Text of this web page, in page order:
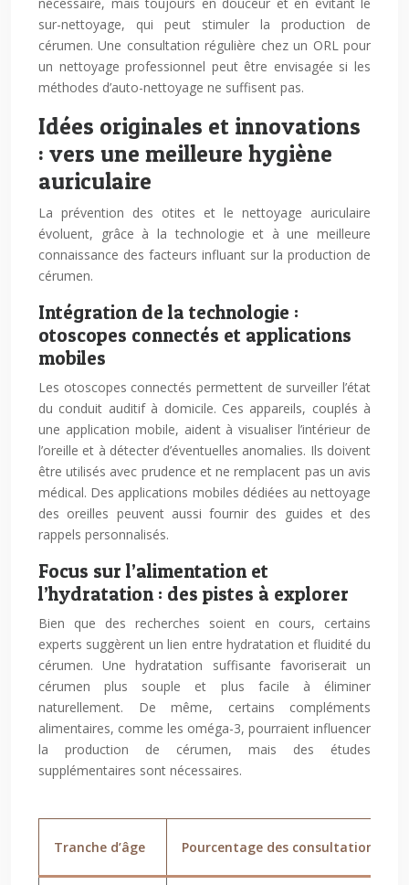
sur-nettoyage, qui peut stimuler la production de
cérumen. Une consultation régulière chez un ORL pour
un nettoyage professionnel peut être envisagée si les
méthodes d’auto-nettoyage ne suffisent pas.
Idées originales et innovations
: vers une meilleure hygiène
auriculaire
La prévention des otites et le nettoyage auriculaire
évoluent, grâce à la technologie et à une meilleure
connaissance des facteurs influant sur la production de
cérumen.
Intégration de la technologie :
otoscopes connectés et applications
mobiles
Les otoscopes connectés permettent de surveiller l’état
du conduit auditif à domicile. Ces appareils, couplés à
une application mobile, aident à visualiser l’intérieur de
l’oreille et à détecter d’éventuelles anomalies. Ils doivent
être utilisés avec prudence et ne remplacent pas un avis
médical. Des applications mobiles dédiées au nettoyage
des oreilles peuvent aussi fournir des guides et des
rappels personnalisés.
Focus sur l’alimentation et
l’hydratation : des pistes à explorer
Bien que des recherches soient en cours, certains
experts suggèrent un lien entre hydratation et fluidité du
cérumen. Une hydratation suffisante favoriserait un
cérumen plus souple et plus facile à éliminer
naturellement. De même, certains compléments
alimentaires, comme les oméga-3, pourraient influencer
la production de cérumen, mais des études
supplémentaires sont nécessaires.
Tranche d’âge Pourcentage des consultations